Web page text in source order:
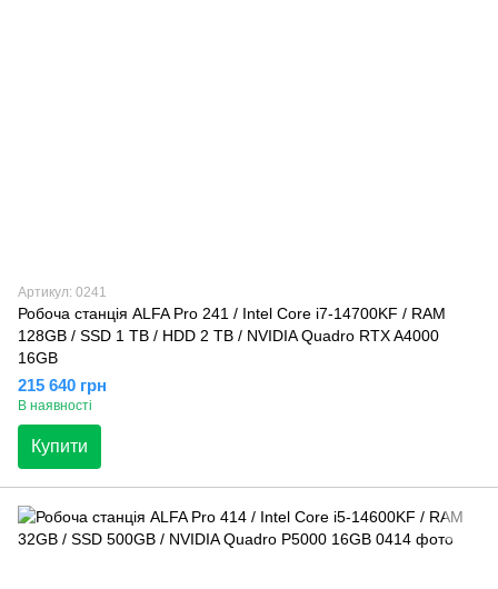
Артикул: 0241
Робоча станція ALFA Pro 241 / Intel Core i7-14700KF / RAM
128GB / SSD 1 TB / HDD 2 TB / NVIDIA Quadro RTX A4000
16GB
215 640 грн
В наявності
Купити